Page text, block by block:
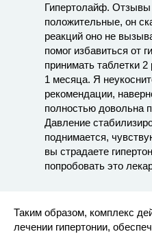
Гипертолайф. Отзывы
положительные, он
реакций оно не
помог избавиться от
принимать таблетки
1 месяца. Я
рекомендации,
полностью довольна
Давление
поднимается,
вы страдаете
попробовать это
Таким образом, комплекс
лечении гипертонии,